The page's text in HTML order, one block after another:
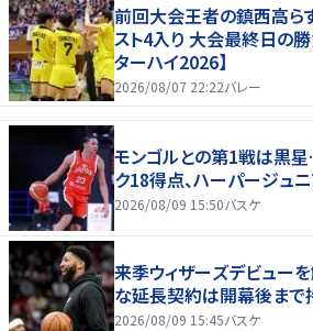
前回大会王者の鎮西高ら
スト4入り 大会最終日の
ターハイ2026】
2026/08/07 22:22バレー
モンゴルとの第1戦は黒
ク18得点、ハーパージュ
2026/08/09 15:50バスケ
来季ウィザーズデビュー
な延長契約は開幕後まで
2026/08/09 15:45バスケ